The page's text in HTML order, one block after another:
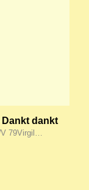
Dankt dankt
79Virgil…